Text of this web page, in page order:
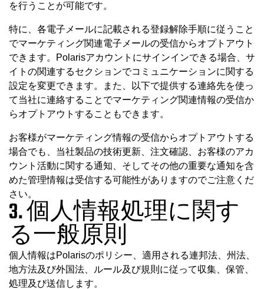
を行うことが可能です。
特に、各電子メールに記載される登録解除手順に従うこと
でマーケティング関連電子メールの受信からオプトアウト
できます。Polarisアカウントにサインインできる場合、サ
イトの関連するセクションでコミュニケーションに関する
設定を変更できます。また、以下で提供する連絡先を使っ
て当社に連絡することでマーケティング関連情報の受信か
らオプトアウトすることもできます。
お客様がマーケティング情報の受信からオプトアウトする
場合でも、当社製品の技術更新、注文確認、お客様のアカ
ウント活動に関する通知、そしてその他の重要な通知を含
めた管理情報は受信する可能性がありますのでご注意くだ
さい。
3. 個人情報処理に関す
る一般原則
個人情報はPolarisのポリシー、適用される連邦法、州法、
地方法及び外国法、ルール及び規則に従って収集、保管、
処理及び送信します。